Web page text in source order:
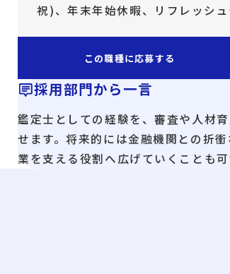
祝)、年末年始休暇、リフレッシ
この職種に応募する
採用部門から一言
鑑定士としての経験を、審査や人材
せます。将来的には金融機関との折衝
業を支える役割へ広げていくことも可